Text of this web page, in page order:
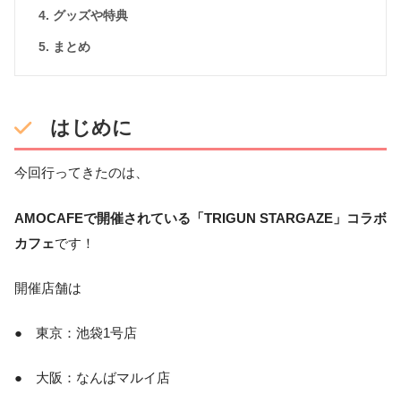
グッズや特典
まとめ
はじめに
今回行ってきたのは、
AMOCAFEで開催されている「TRIGUN STARGAZE」コラボ
カフェです！
開催店舗は
● 東京：池袋1号店
● 大阪：なんばマルイ店